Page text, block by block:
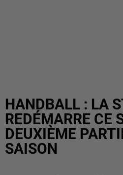
HANDBALL : LA
REDÉMARRE CE
DEUXIÈME
SAISON